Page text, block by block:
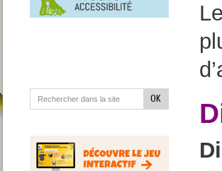
situation
de